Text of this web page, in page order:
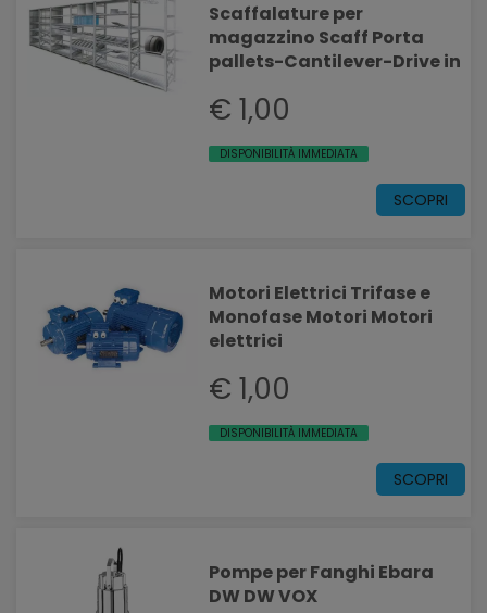
Scaffalature per
magazzino Scaff Porta
pallets-Cantilever-Drive in
€ 1,00
DISPONIBILITÀ IMMEDIATA
SCOPRI
Motori Elettrici Trifase e
Monofase Motori Motori
elettrici
€ 1,00
DISPONIBILITÀ IMMEDIATA
SCOPRI
Pompe per Fanghi Ebara
DW DW VOX